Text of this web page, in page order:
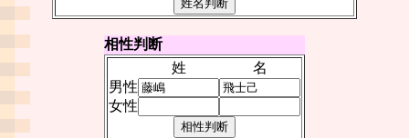
相性判断
姓
名
男性
女性